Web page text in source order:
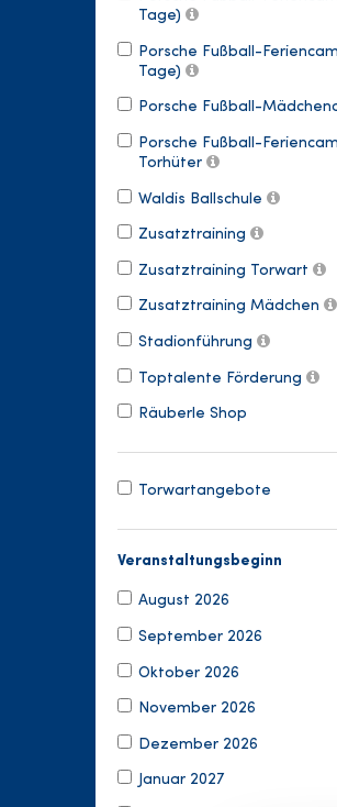
Tage)
Porsche Fußball-
Tage)
Porsche Fußball-
Porsche Fußball-
Torhüter
Waldis Ballschule
Zusatztraining
Zusatztraining Torwart
Zusatztraining Mädchen
Stadionführung
Toptalente Förderung
Räuberle Shop
Torwartangebote
Veranstaltungsbeginn
August 2026
September 2026
Oktober 2026
November 2026
Dezember 2026
Januar 2027